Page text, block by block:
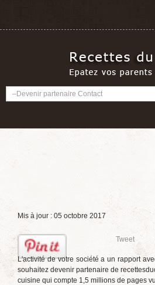
Mis à jour : 05 octobre 2017
Tweet
L'activité de votre société a un rapport
souhaitez devenir partenaire de
cuisine qui compte 1,5 millions de pages